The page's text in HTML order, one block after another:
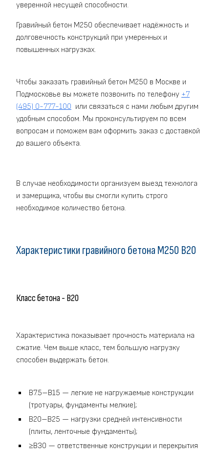
уверенной несущей способности.
Гравийный бетон М250 обеспечивает надёжность и
долговечность конструкций при умеренных и
повышенных нагрузках.
Чтобы заказать гравийный бетон M250 в Москве и
Подмосковье вы можете позвонить по телефону +7
(495) 0-777-100 или связаться с нами любым другим
удобным способом. Мы проконсультируем по всем
вопросам и поможем вам оформить заказ с доставкой
до вашего объекта.
В случае необходимости организуем выезд технолога
и замерщика, чтобы вы смогли купить строго
необходимое количество бетона.
Характеристики гравийного бетона M250 В20
Класс бетона - В20
Характеристика показывает прочность материала на
сжатие. Чем выше класс, тем большую нагрузку
способен выдержать бетон.
B7.5–B15 — легкие не нагружаемые конструкции
(тротуары, фундаменты мелкие);
B20–B25 — нагрузки средней интенсивности
(плиты, ленточные фундаменты);
≥B30 — ответственные конструкции и перекрытия